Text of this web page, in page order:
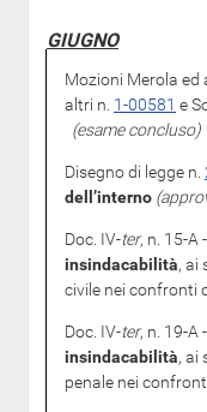
GIUGNO
Mozioni Merola ed
altri n. 1-00581 e
(esame concluso)
Disegno di legge n.
dell’interno
Doc. IV-ter, n. 15-A
insindacabilità, ai
civile nei confronti
Doc. IV-ter, n. 19-A
insindacabilità, ai
penale nei